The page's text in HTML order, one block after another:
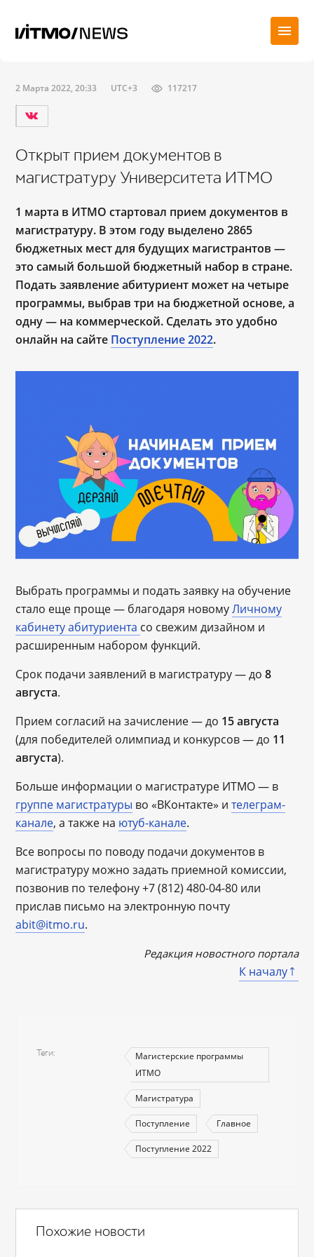
2 Марта 2022, 20:33 UTC+3 117217
Открыт прием документов в
магистратуру Университета ИТМО
1 марта в ИТМО стартовал прием документов в
магистратуру. В этом году выделено 2865
бюджетных мест для будущих магистрантов —
это самый большой бюджетный набор в стране.
Подать заявление абитуриент может на четыре
программы, выбрав три на бюджетной основе, а
одну — на коммерческой. Сделать это удобно
онлайн на сайте Поступление 2022.
Выбрать программы и подать заявку на обучение
стало еще проще — благодаря новомуЛичному
кабинету абитуриента со свежим дизайном и
расширенным набором функций.
Срок подачи заявлений в магистратуру — до8
августа.
Прием согласий на зачисление — до 15 августа
(для победителей олимпиад и конкурсов — до 11
августа).
Больше информации о магистратуре ИТМО — в
группе магистратуры во «ВКонтакте» ителеграм-
канале, а также на ютуб-канале.
Все вопросы по поводу подачи документов в
магистратуру можно задать приемной комиссии,
позвонив по телефону +7 (812) 480-04-80 или
прислав письмо на электронную почту
abit@itmo.ru.
Редакция новостного портала
К началу
Теги
Магистерские программы
ИТМО
Магистратура
Поступление Главное
Поступление 2022
Похожие новости